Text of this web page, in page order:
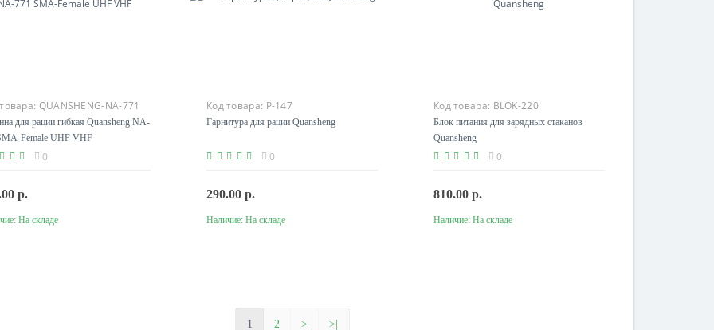
QUANSHENG-NA-771
для рации гибкая Quansheng NA-
Female UHF VHF
0
р.
В корзину
На складе
Код товара: P-147
Гарнитура для рации Quansheng
0
290.00 р.
В корзину
Наличие: На складе
Код товара: BLOK-220
Блок питания для зарядных стаканов
Quansheng
0
810.00 р.
В корзину
Наличие: На складе
1 2 > >|